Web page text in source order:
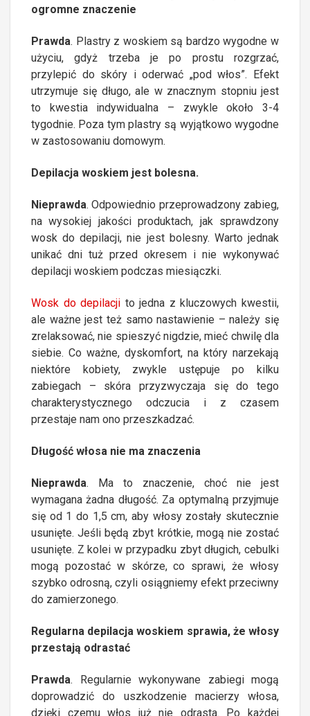
ogromne znaczenie
Prawda. Plastry z woskiem są bardzo wygodne w
użyciu, gdyż trzeba je po prostu rozgrzać,
przylepić do skóry i oderwać „pod włos”. Efekt
utrzymuje się długo, ale w znacznym stopniu jest
to kwestia indywidualna – zwykle około 3-4
tygodnie. Poza tym plastry są wyjątkowo wygodne
w zastosowaniu domowym.
Depilacja woskiem jest bolesna.
Nieprawda. Odpowiednio przeprowadzony zabieg,
na wysokiej jakości produktach, jak sprawdzony
wosk do depilacji, nie jest bolesny. Warto jednak
unikać dni tuż przed okresem i nie wykonywać
depilacji woskiem podczas miesiączki.
Wosk do depilacji to jedna z kluczowych kwestii,
ale ważne jest też samo nastawienie – należy się
zrelaksować, nie spieszyć nigdzie, mieć chwilę dla
siebie. Co ważne, dyskomfort, na który narzekają
niektóre kobiety, zwykle ustępuje po kilku
zabiegach – skóra przyzwyczaja się do tego
charakterystycznego odczucia i z czasem
przestaje nam ono przeszkadzać.
Długość włosa nie ma znaczenia
Nieprawda. Ma to znaczenie, choć nie jest
wymagana żadna długość. Za optymalną przyjmuje
się od 1 do 1,5 cm, aby włosy zostały skutecznie
usunięte. Jeśli będą zbyt krótkie, mogą nie zostać
usunięte. Z kolei w przypadku zbyt długich, cebulki
mogą pozostać w skórze, co sprawi, że włosy
szybko odrosną, czyli osiągniemy efekt przeciwny
do zamierzonego.
Regularna depilacja woskiem sprawia, że włosy
przestają odrastać
Prawda. Regularnie wykonywane zabiegi mogą
doprowadzić do uszkodzenie macierzy włosa,
dzięki czemu włos już nie odrasta. Po każdej